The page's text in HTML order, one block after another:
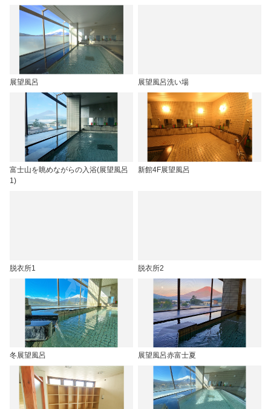
展望風呂 展望風呂洗い場
富士山を眺めながらの入浴(展望風呂
1)
新館4F展望風呂
脱衣所1 脱衣所2
冬展望風呂 展望風呂赤富士夏